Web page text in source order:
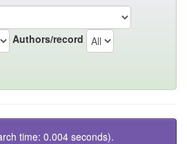
Authors/record
time: 0.004 seconds).